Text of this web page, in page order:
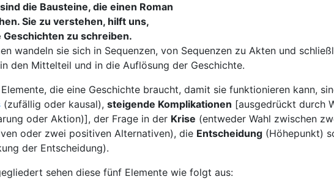
die Bausteine, die einen Roman
Sie zu verstehen, hilft uns,
Geschichten zu schreiben.
wandeln sie sich in Sequenzen, von Sequenzen zu Akten und
den Mittelteil und in die Auflösung der Geschichte.
die eine Geschichte braucht, damit sie funktionieren kann,
(zufällig oder kausal), steigende Komplikationen [ausgedrückt durch
oder Aktion)], der Frage in der Krise (entweder Wahl zwischen
oder zwei positiven Alternativen), die Entscheidung (Höhepunkt)
der Entscheidung).
sehen diese fünf Elemente wie folgt aus: